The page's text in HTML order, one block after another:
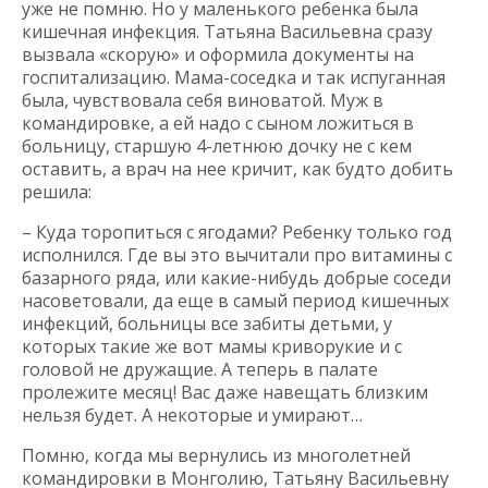
уже не помню. Но у маленького ребенка была
кишечная инфекция. Татьяна Васильевна сразу
вызвала «скорую» и оформила документы на
госпитализацию. Мама-соседка и так испуганная
была, чувствовала себя виноватой. Муж в
командировке, а ей надо с сыном ложиться в
больницу, старшую 4-летнюю дочку не с кем
оставить, а врач на нее кричит, как будто добить
решила:
– Куда торопиться с ягодами? Ребенку только год
исполнился. Где вы это вычитали про витамины с
базарного ряда, или какие-нибудь добрые соседи
насоветовали, да еще в самый период кишечных
инфекций, больницы все забиты детьми, у
которых такие же вот мамы криворукие и с
головой не дружащие. А теперь в палате
пролежите месяц! Вас даже навещать близким
нельзя будет. А некоторые и умирают…
Помню, когда мы вернулись из многолетней
командировки в Монголию, Татьяну Васильевну